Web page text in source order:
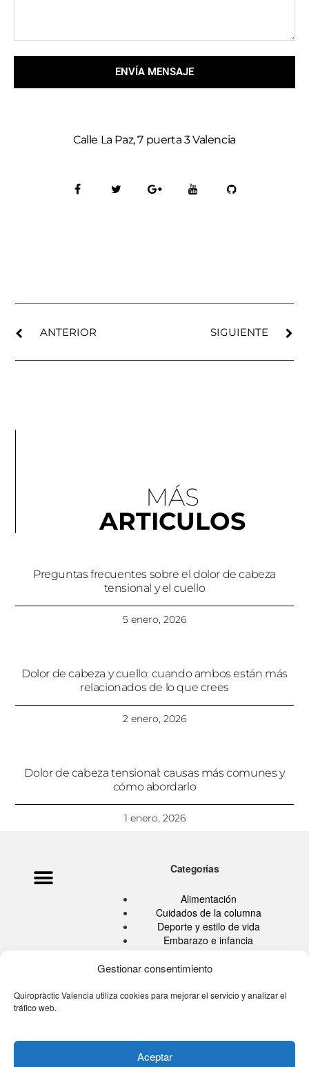
Gestionar consentimiento
Quiropràctic Valencia utiliza cookies para mejorar el servicio y analizar el
tráfico web.
Aceptar
ENVÍA MENSAJE
Calle La Paz, 7 puerta 3 Valencia
ANTERIOR SIGUIENTE
MÁS
ARTICULOS
Preguntas frecuentes sobre el dolor de cabeza
tensional y el cuello
5 enero, 2026
Dolor de cabeza y cuello: cuando ambos están más
relacionados de lo que crees
2 enero, 2026
Dolor de cabeza tensional: causas más comunes y
cómo abordarlo
1 enero, 2026
Categorías
Alimentación
Cuidados de la columna
Deporte y estilo de vida
Embarazo e infancia
Quiropráctica
Sin categoría